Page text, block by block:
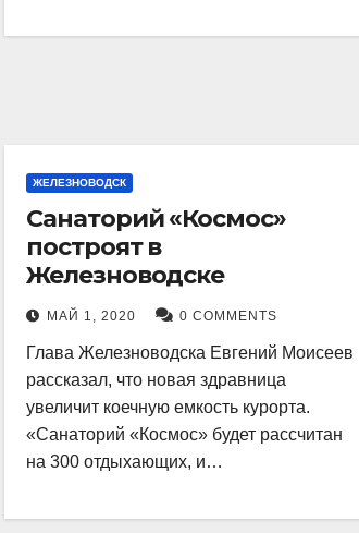
ЖЕЛЕЗНОВОДСК
Санаторий «Космос»
построят в
Железноводске
МАЙ 1, 2020 0 COMMENTS
Глава Железноводска Евгений Моисеев
рассказал, что новая здравница
увеличит коечную емкость курорта.
«Санаторий «Космос» будет рассчитан
на 300 отдыхающих, и…